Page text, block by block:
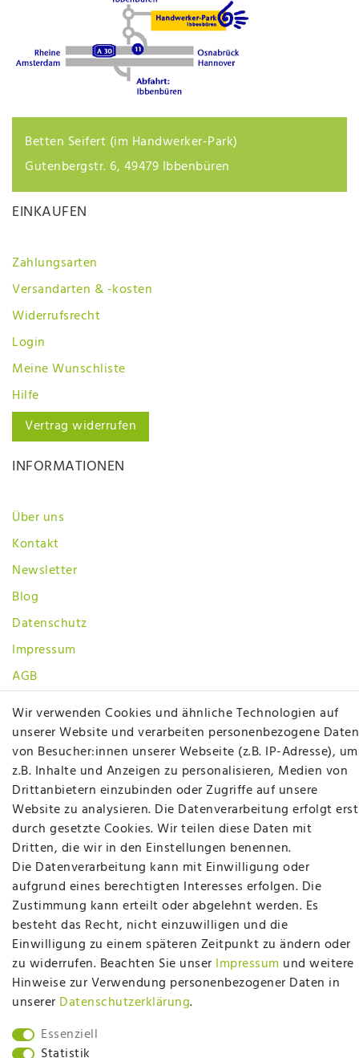
Betten Seifert (im Handwerker-Park)
Gutenbergstr. 6, 49479 Ibbenbüren
EINKAUFEN
Zahlungsarten
Versandarten & -kosten
Widerrufsrecht
Login
Meine Wunschliste
Hilfe
Vertrag widerrufen
INFORMATIONEN
Über uns
Kontakt
Newsletter
Blog
Datenschutz
Impressum
AGB
SOCIAL
Betten Seifert – Ihr Fachgeschäft für Betten,
Matratzen, Bettwaren & mehr in Ibbenbüren. Sie
möchten richtig gut schlafen, legen Wert auf
qualitativ hochwertige Produkte und eine solide
Fachberatung für Matratzen und andere
Bettwaren? Dann sind Sie bei uns genau richtig.
Ob online oder vor Ort im Fachgeschäft in
Ibbenbüren - wir beraten Sie gerne!
Mehr erfahren
Wir verwenden Cookies und ähnliche Technologien auf
unserer Website und verarbeiten personenbezogene Daten
von Besucher:innen unserer Webseite (z.B. IP-Adresse), um
z.B. Inhalte und Anzeigen zu personalisieren, Medien von
Drittanbietern einzubinden oder Zugriffe auf unsere
Website zu analysieren. Die Datenverarbeitung erfolgt erst
durch gesetzte Cookies. Wir teilen diese Daten mit
Dritten, die wir in den Einstellungen benennen.
Die Datenverarbeitung kann mit Einwilligung oder
aufgrund eines berechtigten Interesses erfolgen. Die
Zustimmung kann erteilt oder abgelehnt werden. Es
besteht das Recht, nicht einzuwilligen und die
Einwilligung zu einem späteren Zeitpunkt zu ändern oder
zu widerrufen. Beachten Sie unser Impressum und weitere
Hinweise zur Verwendung personenbezogener Daten in
unserer Daten­schutz­erklärung.
Essenziell